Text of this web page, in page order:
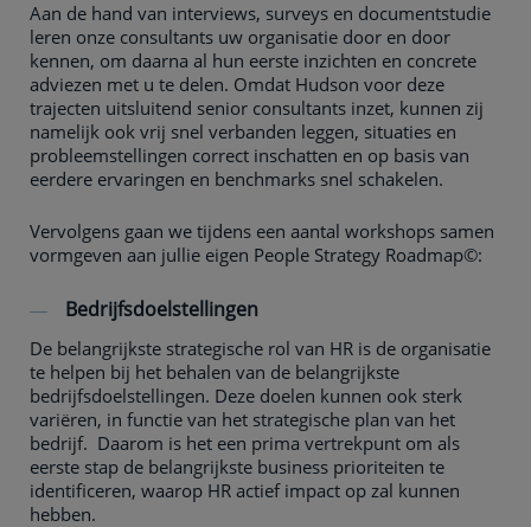
Aan de hand van interviews, surveys en documentstudie
leren onze consultants uw organisatie door en door
kennen, om daarna al hun eerste inzichten en concrete
adviezen met u te delen. Omdat Hudson voor deze
trajecten uitsluitend senior consultants inzet, kunnen zij
namelijk ook vrij snel verbanden leggen, situaties en
probleemstellingen correct inschatten en op basis van
eerdere ervaringen en benchmarks snel schakelen.
Vervolgens gaan we tijdens een aantal workshops samen
vormgeven aan jullie eigen People Strategy Roadmap©:
Bedrijfsdoelstellingen
De belangrijkste strategische rol van HR is de organisatie
te helpen bij het behalen van de belangrijkste
bedrijfsdoelstellingen. Deze doelen kunnen ook sterk
variëren, in functie van het strategische plan van het
bedrijf. Daarom is het een prima vertrekpunt om als
eerste stap de belangrijkste business prioriteiten te
identificeren, waarop HR actief impact op zal kunnen
hebben.